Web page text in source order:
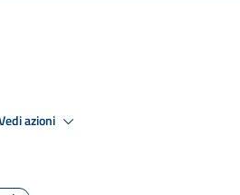
azioni